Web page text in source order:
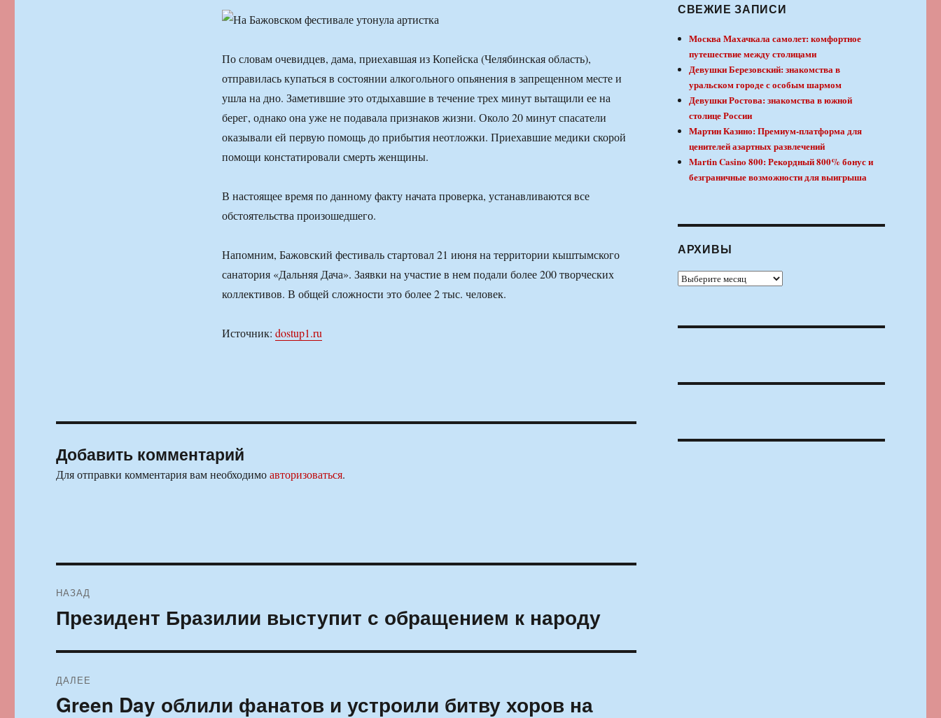
По словам очевидцев, дама, приехавшая из Копейска (Челябинская область),
отправилась купаться в состоянии алкогольного опьянения в запрещенном месте и
ушла на дно. Заметившие это отдыхавшие в течение трех минут вытащили ее на
берег, однако она уже не подавала признаков жизни. Около 20 минут спасатели
оказывали ей первую помощь до прибытия неотложки. Приехавшие медики скорой
помощи констатировали смерть женщины.
В настоящее время по данному факту начата проверка, устанавливаются все
обстоятельства произошедшего.
Напомним, Бажовский фестиваль стартовал 21 июня на территории кыштымского
санатория «Дальняя Дача». Заявки на участие в нем подали более 200 творческих
коллективов. В общей сложности это более 2 тыс. человек.
Источник: dostup1.ru
Добавить комментарий
Для отправки комментария вам необходимоавторизоваться.
по
НАЗАД
Предыдущая
запись:
Президент Бразилии выступит с обращением к народу
ДАЛЕЕ
Следующая
Green Day облили фанатов и устроили битву хоров на
СВЕЖИЕ ЗАПИСИ
Москва Махачкала самолет: комфортное
путешествие между столицами
Девушки Березовский: знакомства в
уральском городе с особым шармом
Девушки Ростова: знакомства в южной
столице России
Мартин Казино: Премиум-платформа для
ценителей азартных развлечений
Martin Casino 800: Рекордный 800% бонус и
безграничные возможности для выигрыша
АРХИВЫ
Архивы